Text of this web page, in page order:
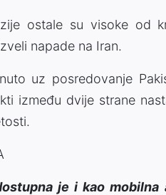
ostale su visoke od
napade na Iran.
uz posredovanje
između dvije strane
je i kao